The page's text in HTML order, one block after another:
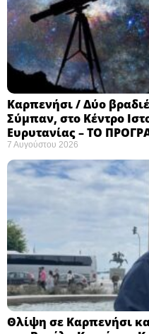
Καρπενήσι / Δύο
Σύμπαν, στο Κέντρο
Ευρυτανίας – ΤΟ
7 Αυγούστου 2026
Θλίψη σε Καρπενήσι